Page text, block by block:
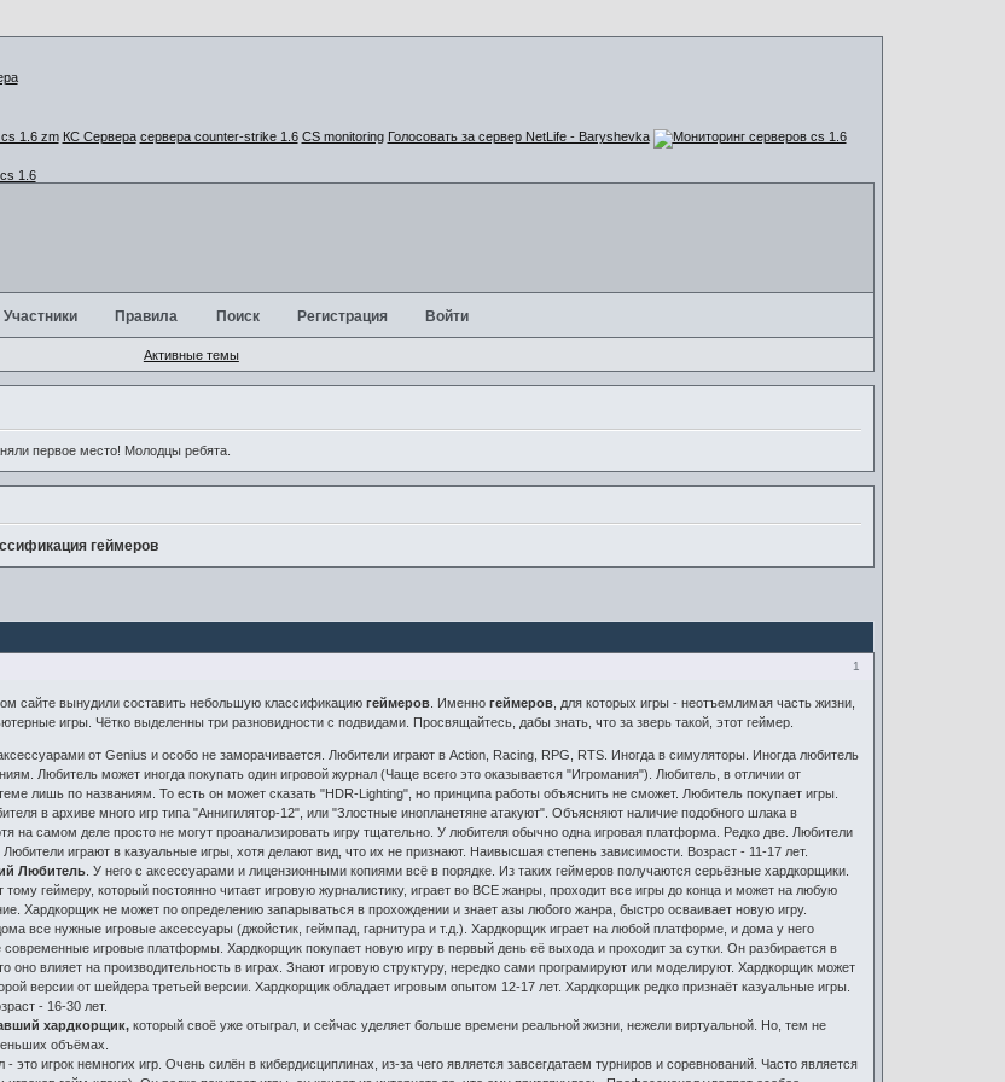
1.6 zm КС Сервера сервера counter-strike 1.6 CS monitoring Голосовать за сервер NetLife - Baryshevka
1.6
Участники Правила Поиск Регистрация Войти
Активные темы
первое место! Молодцы ребята.
геймеров
1
сайте вынудили составить небольшую классификацию геймеров. Именно геймеров, для которых игры - неотъемлимая часть жизни,
игры. Чётко выделенны три разновидности с подвидами. Просвящайтесь, дабы знать, что за зверь такой, этот геймер.
от Genius и особо не заморачивается. Любители играют в Action, Racing, RPG, RTS. Иногда в симуляторы. Иногда любитель
Любитель может иногда покупать один игровой журнал (Чаще всего это оказывается "Игромания"). Любитель, в отличии от
лишь по названиям. То есть он может сказать "HDR-Lighting", но принципа работы объяснить не сможет. Любитель покупает игры.
в архиве много игр типа "Аннигилятор-12", или "Злостные инопланетяне атакуют". Объясняют наличие подобного шлака в
на самом деле просто не могут проанализировать игру тщательно. У любителя обычно одна игровая платформа. Редко две. Любители
играют в казуальные игры, хотя делают вид, что их не признают. Наивысшая степень зависимости. Возраст - 11-17 лет.
Любитель. У него с аксессуарами и лицензионными копиями всё в порядке. Из таких геймеров получаются серьёзные хардкорщики.
тому геймеру, который постоянно читает игровую журналистику, играет во ВСЕ жанры, проходит все игры до конца и может на любую
Хардкорщик не может по определению запарываться в прохождении и знает азы любого жанра, быстро осваивает новую игру.
все нужные игровые аксессуары (джойстик, геймпад, гарнитура и т.д.). Хардкорщик играет на любой платформе, и дома у него
игровые платформы. Хардкорщик покупает новую игру в первый день её выхода и проходит за сутки. Он разбирается в
оно влияет на производительность в играх. Знают игровую структуру, нередко сами програмируют или моделируют. Хардкорщик может
версии от шейдера третьей версии. Хардкорщик обладает игровым опытом 12-17 лет. Хардкорщик редко признаёт казуальные игры.
- 16-30 лет.
хардкорщик,который своё уже отыграл, и сейчас уделяет больше времени реальной жизни, нежели виртуальной. Но, тем не
объёмах.
это игрок немногих игр. Очень силён в кибердисциплинах, из-за чего является завсегдатаем турниров и соревнований. Часто является